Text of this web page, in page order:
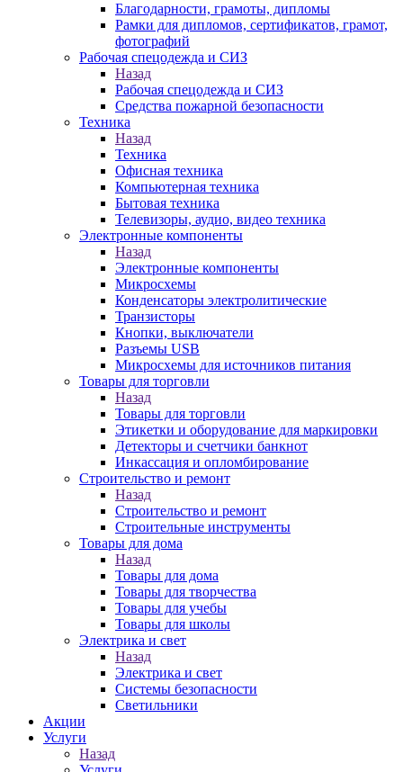
Благодарности, грамоты, дипломы
Рамки для дипломов, сертификатов, грамот,
фотографий
Рабочая спецодежда и СИЗ
Назад
Рабочая спецодежда и СИЗ
Средства пожарной безопасности
Техника
Назад
Техника
Офисная техника
Компьютерная техника
Бытовая техника
Телевизоры, аудио, видео техника
Электронные компоненты
Назад
Электронные компоненты
Микросхемы
Конденсаторы электролитические
Транзисторы
Кнопки, выключатели
Разъемы USB
Микросхемы для источников питания
Товары для торговли
Назад
Товары для торговли
Этикетки и оборудование для маркировки
Детекторы и счетчики банкнот
Инкассация и опломбирование
Строительство и ремонт
Назад
Строительство и ремонт
Строительные инструменты
Товары для дома
Назад
Товары для дома
Товары для творчества
Товары для учебы
Товары для школы
Электрика и свет
Назад
Электрика и свет
Системы безопасности
Светильники
Акции
Услуги
Назад